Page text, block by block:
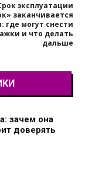
эксплуатации
заканчивается
где могут снести
и что делать
дальше
зачем она
доверять